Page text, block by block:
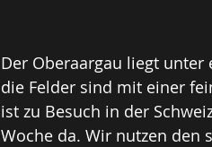
Der Oberaargau liegt
die Felder sind mit einer
ist zu Besuch in der
Woche da. Wir nutzen den